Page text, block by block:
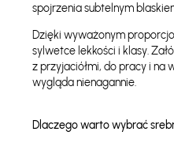
spojrzenia subtelnym
Dzięki wyważonym
sylwetce lekkości i klasy.
z przyjaciółmi, do pracy i
wygląda nienagannie.
Dlaczego warto wybrać